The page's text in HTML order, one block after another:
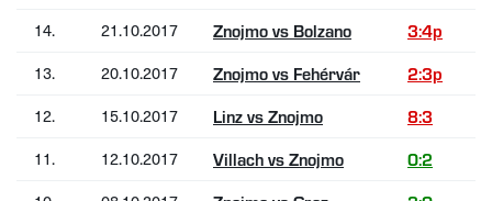
14.
21.10.2017 Znojmo vs Bolzano 3:4p
13.
20.10.2017 Znojmo vs Fehérvár 2:3p
12.
15.10.2017 Linz vs Znojmo 8:3
11.
12.10.2017 Villach vs Znojmo 0:2